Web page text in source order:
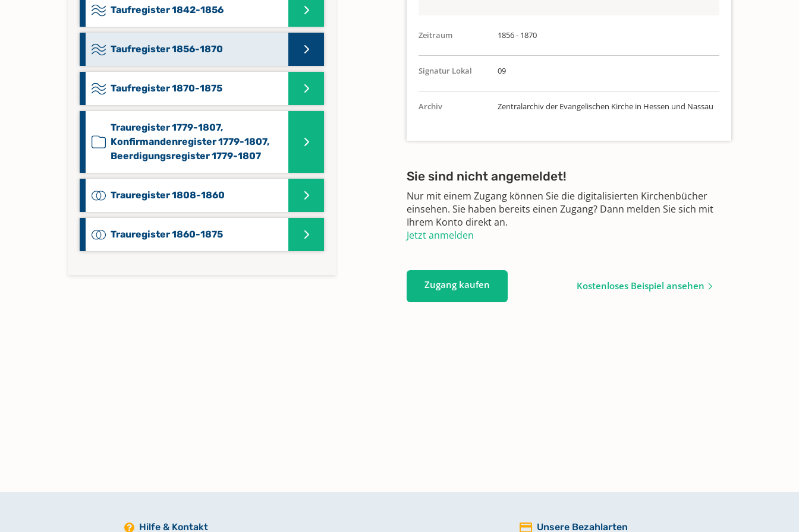
Taufregister 1842-1856
Taufregister 1856-1870
Taufregister 1870-1875
Trauregister 1779-1807,
Konfirmandenregister 1779-1807,
Beerdigungsregister 1779-1807
Trauregister 1808-1860
Trauregister 1860-1875
Zeitraum 1856 - 1870
Signatur Lokal 09
Archiv Zentralarchiv der Evangelischen Kirche in Hessen und Nassau
Sie sind nicht angemeldet!
Nur mit einem Zugang können Sie die digitalisierten Kirchenbücher
einsehen. Sie haben bereits einen Zugang? Dann melden Sie sich mit
Ihrem Konto direkt an.
Jetzt anmelden
Zugang kaufen Kostenloses Beispiel ansehen
Hilfe & Kontakt Unsere Bezahlarten